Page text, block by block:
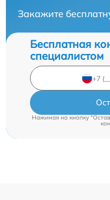
Закажите
Бесплатная
специалистом
Нажимая на кнопку